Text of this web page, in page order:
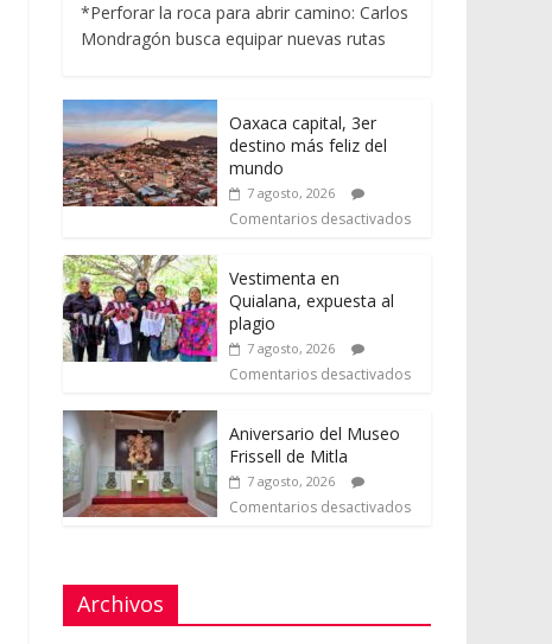
*Perforar la roca para abrir camino: Carlos
Mondragón busca equipar nuevas rutas
Oaxaca capital, 3er
destino más feliz del
mundo
7 agosto, 2026
Comentarios desactivados
Vestimenta en
Quialana, expuesta al
plagio
7 agosto, 2026
Comentarios desactivados
Aniversario del Museo
Frissell de Mitla
7 agosto, 2026
Comentarios desactivados
Archivos